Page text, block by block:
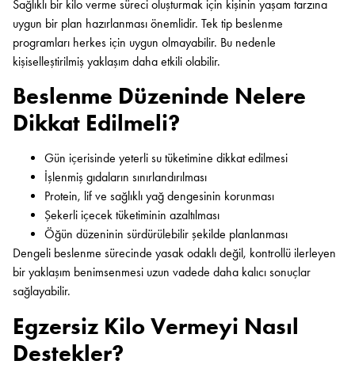
Sağlıklı bir kilo verme süreci oluşturmak için kişinin yaşam tarzına
uygun bir plan hazırlanması önemlidir. Tek tip beslenme
programları herkes için uygun olmayabilir. Bu nedenle
kişiselleştirilmiş yaklaşım daha etkili olabilir.
Beslenme Düzeninde Nelere
Dikkat Edilmeli?
Gün içerisinde yeterli su tüketimine dikkat edilmesi
İşlenmiş gıdaların sınırlandırılması
Protein, lif ve sağlıklı yağ dengesinin korunması
Şekerli içecek tüketiminin azaltılması
Öğün düzeninin sürdürülebilir şekilde planlanması
Dengeli beslenme sürecinde yasak odaklı değil, kontrollü ilerleyen
bir yaklaşım benimsenmesi uzun vadede daha kalıcı sonuçlar
sağlayabilir.
Egzersiz Kilo Vermeyi Nasıl
Destekler?